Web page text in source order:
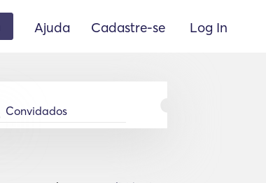
Ajuda Cadastre-se Log In
Convidados